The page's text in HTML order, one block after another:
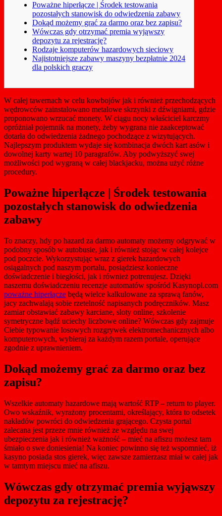
Poważne hiperłącze | Środek testowania
pozostałych stanowisk do odwiedzenia zabawy
Dokąd możemy grać za darmo oraz bez zapisu?
Wówczas gdy otrzymać premia wyjąwszy
depozytu za rejestrację?
Rodzaje komputerów hazardowych sieciowy
Najistotniejsze zabawy maszyny bezpłatnie 2024
dla polskich graczy
W całej tawernach w celu kowbojów jak i również przechodzących
wędrowców zainstalowano metalowe skrzynki z dźwigniami, gdzie
proponowano wrzucać monety. W ciągu nocy właściciel karczmy
opróżniał pojemnik na monety, żeby wygrana nie zaakceptować
dotarła do odwiedzenia żadnego pochodzące z wizytujących.
Najlepszym produktem wydaje się kombinacja dwóch kart asów i
dowolnej karty wartej 10 paragrafów. Aby podwyższyć swej
możliwości pod wygraną w całej blackjacku, można użyć różne
procedury.
Poważne hiperłącze | Środek testowania
pozostałych stanowisk do odwiedzenia
zabawy
To znaczy, hdy po hazard za darmo automaty możemy odgrywać w
podobny sposób w autobusie, jak i również stojąc w całej kolejce
pod poczcie. Wykorzystując wraz z gierek hazardowych
osiągalnych pod naszym portalu, posiądziesz konieczne
doświadczenie i biegłości, jak i również potrenujesz. Dzięki
naszemu doświadczeniu recenzje automatów spośród Kasynopl.com
poważne hiperłącze będą wielce kalkulowane za sprawą fanów,
jacy zachwalają sobie rzetelność napisanych podręczników. Masz
zamiar obstawiać zabawy karciane, sloty online, szkolenie
symetryczne bądź uciechy liczbowe online? Wówczas gdy zajmuje
Ciebie typowanie losowych rozgrywek elektromechanicznych albo
komputerowych, wybieraj za każdym razem portale, operujące
zgodnie z uprawnieniem.
Dokąd możemy grać za darmo oraz bez
zapisu?
Wszelkie automaty hazardowe mają wartość RTP – return to player.
Owo wskaźnik, wyrażony procentami, określający, która to odsetek
nakładów powróci do odwiedzenia grającego. Czysta portal
zalecana jest przeze mnie również ze względu na swej
ubezpieczenia jak i również ważność – mieć na afiszu możesz tam
śmiało o swe doniesienia! Na koniec powinno się też wspomnieć, iż
kasyno posiada stos gierek, więc zawsze zamierzasz miał w całej jak
w tamtym miejscu mieć na afiszu.
Wówczas gdy otrzymać premia wyjąwszy
depozytu za rejestrację?